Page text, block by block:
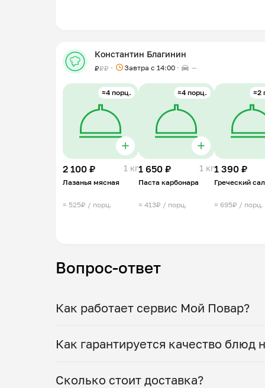
Константин Благинин
₽₽₽ Завтра c 14:00 —
≈4 порц.
2 100 ₽ 1 кг
Лазанья мясная
≈ 525₽ / порц.
≈4 порц.
1 650 ₽ 1 кг
Паста карбонара
≈ 413₽ / порц.
≈2
1 390 ₽
Греческий
≈ 695₽ / порц.
Вопрос-ответ
Как работает сервис Мой Повар?
понравившегося повара и меню, а
вашим предпочтениям.
Как гарантируется качество блюд
Сколько стоит доставка?